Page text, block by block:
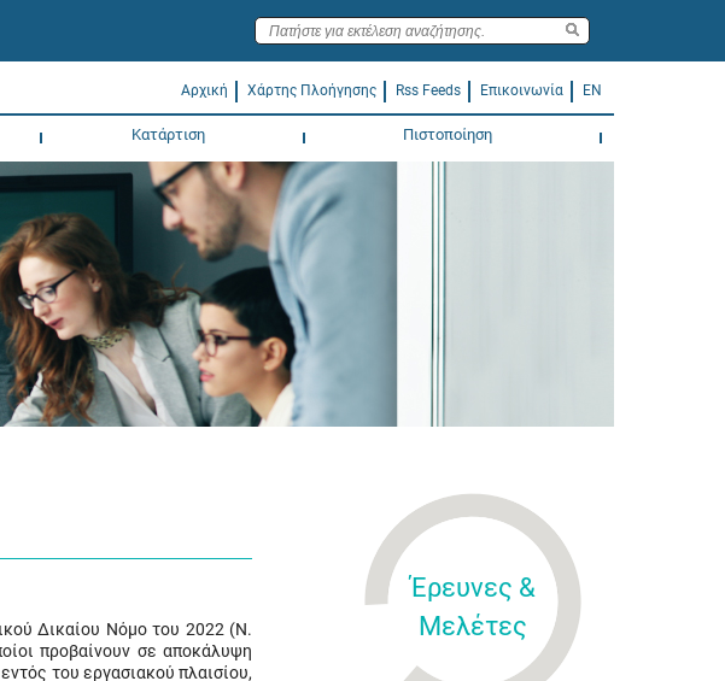
Αρχική Χάρτης Πλοήγησης Rss Feeds Επικοινωνία EN
Κατάρτιση Πιστοποίηση
Δικαίου Νόμο του 2022 (Ν.
προβαίνουν σε αποκάλυψη
του εργασιακού πλαισίου,
Έρευνες &
Μελέτες